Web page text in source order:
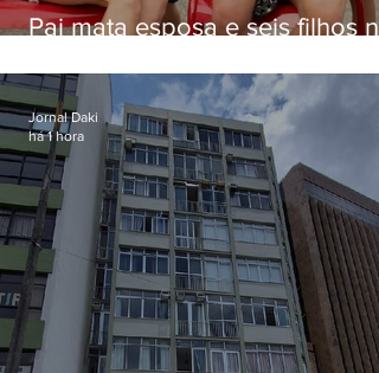
Pai mata esposa e seis filhos
Jornal Daki
há 1 hora